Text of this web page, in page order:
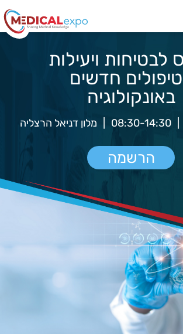
לבטיחות ויעילות
חדשים
באונקולוגיה
08:30-14:30 מלון דניאל הרצליה
הרשמה